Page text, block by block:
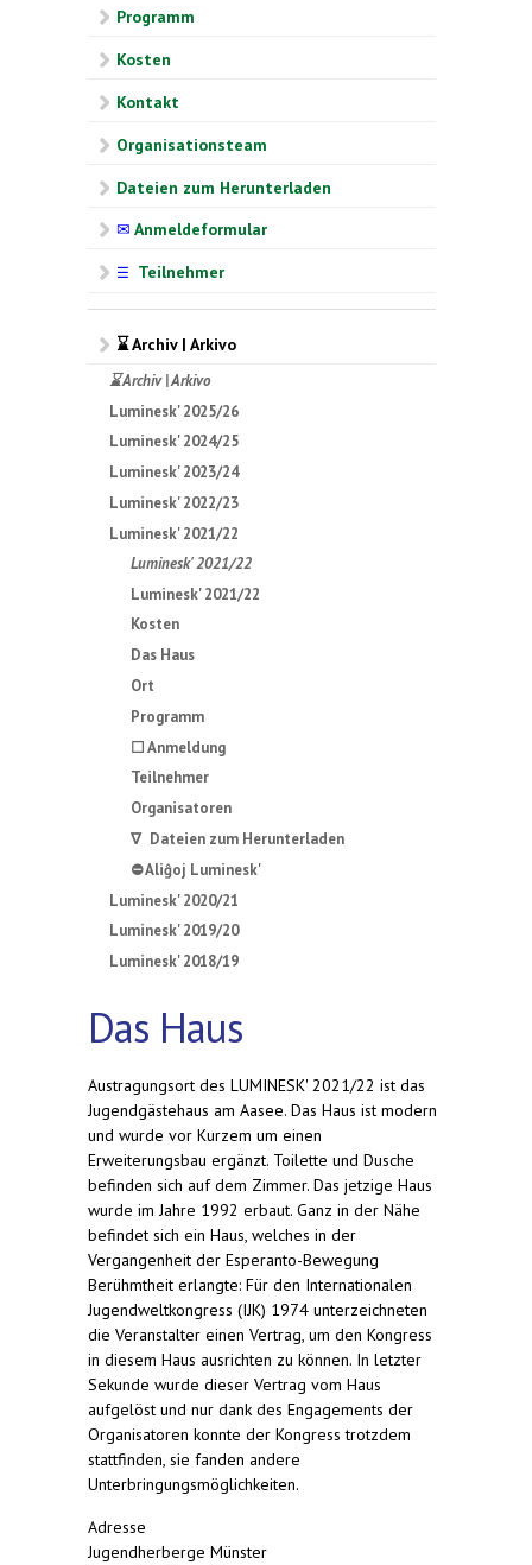
Programm
Kosten
Kontakt
Organisationsteam
Dateien zum Herunterladen
✉ Anmeldeformular
☰ Teilnehmer
⌛ Archiv | Arkivo
⌛ Archiv | Arkivo
Luminesk' 2025/26
Luminesk' 2024/25
Luminesk' 2023/24
Luminesk' 2022/23
Luminesk' 2021/22
Luminesk' 2021/22
Luminesk' 2021/22
Kosten
Das Haus
Ort
Programm
☐ Anmeldung
Teilnehmer
Organisatoren
∇ Dateien zum Herunterladen
⛔ Aliĝoj Luminesk'
Luminesk' 2020/21
Luminesk' 2019/20
Luminesk' 2018/19
Das Haus
Austragungsort des LUMINESK' 2021/22 ist das
Jugendgästehaus am Aasee. Das Haus ist modern
und wurde vor Kurzem um einen
Erweiterungsbau ergänzt. Toilette und Dusche
befinden sich auf dem Zimmer. Das jetzige Haus
wurde im Jahre 1992 erbaut. Ganz in der Nähe
befindet sich ein Haus, welches in der
Vergangenheit der Esperanto-Bewegung
Berühmtheit erlangte: Für den Internationalen
Jugendweltkongress (IJK) 1974 unterzeichneten
die Veranstalter einen Vertrag, um den Kongress
in diesem Haus ausrichten zu können. In letzter
Sekunde wurde dieser Vertrag vom Haus
aufgelöst und nur dank des Engagements der
Organisatoren konnte der Kongress trotzdem
stattfinden, sie fanden andere
Unterbringungsmöglichkeiten.
Adresse
Jugendherberge Münster